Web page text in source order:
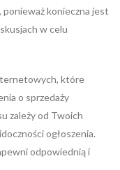
ponieważ konieczna jest
w celu
które
o sprzedaży
zależy od Twoich
ogłoszenia.
odpowiednią i